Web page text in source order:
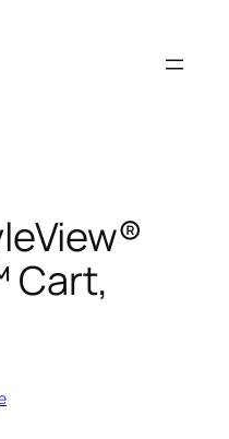
Cart,